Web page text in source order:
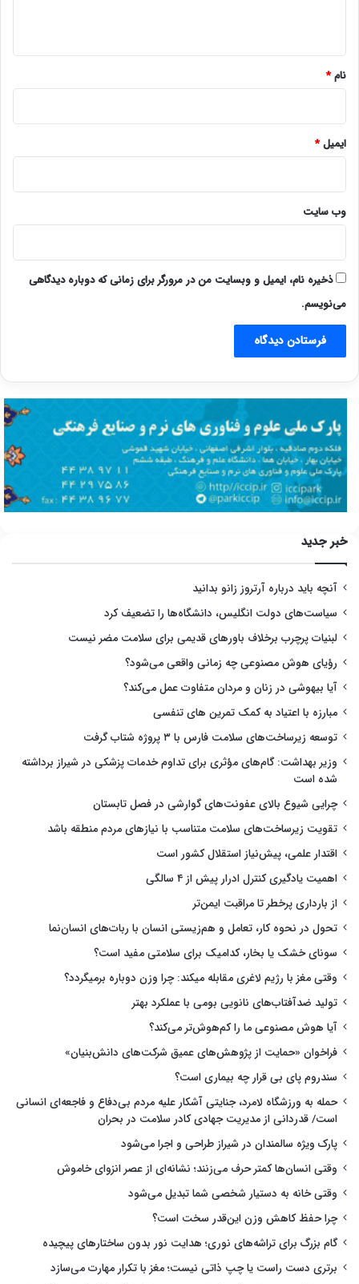
نام*
ایمیل*
وب‌ سایت
ذخیره نام، ایمیل و وبسایت من در مرورگر برای زمانی که دوباره دیدگاهی
می‌نویسم.
خبر جدید
آنچه باید درباره آرتروز زانو بدانید
سیاست‌های دولت انگلیس، دانشگاه‌ها را تضعیف کرد
لبنیات پرچرب برخلاف باورهای قدیمی برای سلامت مضر نیست
رؤیای هوش مصنوعی چه زمانی واقعی می‌شود؟
آیا بیهوشی در زنان و مردان متفاوت عمل می‌کند؟
مبارزه با اعتیاد به کمک تمرین های تنفسی
توسعه زیرساخت‌های سلامت فارس با ۳ پروژه شتاب گرفت
وزیر بهداشت: گام‌های مؤثری برای تداوم خدمات پزشکی در شیراز برداشته
شده است
چرایی شیوع بالای عفونت‌های گوارشی در فصل تابستان
تقویت زیرساخت‌های سلامت متناسب با نیازهای مردم منطقه باشد
اقتدار علمی، پیش‌نیاز استقلال کشور است
اهمیت یادگیری کنترل ادرار پیش از ۴ سالگی
از بارداری پرخطر تا مراقبت ایمن‌تر
تحول در نحوه کار، تعامل و هم‌زیستی انسان با ربات‌های انسان‌نما
سونای خشک یا بخار، کدامیک برای سلامتی مفید است؟
وقتی مغز با رژیم لاغری مقابله میکند: چرا وزن دوباره برمیگردد؟
تولید ضدآفتاب‌های نانویی بومی با عملکرد بهتر
آیا هوش مصنوعی ما را کم‌هوش‌تر می‌کند؟
فراخوان «حمایت از پژوهش‌های عمیق شرکت‌های دانش‌بنیان»
سندروم پای بی قرار چه بیماری است؟
حمله به ورزشگاه لامرد، جنایتی آشکار علیه مردم بی‌دفاع و فاجعه‌ای انسانی
است/ قدردانی از مدیریت جهادی کادر سلامت در بحران
پارک ویژه سالمندان در شیراز طراحی و اجرا می‌شود
وقتی انسان‌ها کمتر حرف می‌زنند؛ نشانه‌ای از عصر انزوای خاموش
وقتی خانه به دستیار شخصی شما تبدیل می‌شود
چرا حفظ کاهش وزن این‌قدر سخت است؟
گام بزرگ برای تراشه‌های نوری؛ هدایت نور بدون ساختارهای پیچیده
برتری دست راست یا چپ ذاتی نیست؛ مغز با تکرار مهارت می‌سازد